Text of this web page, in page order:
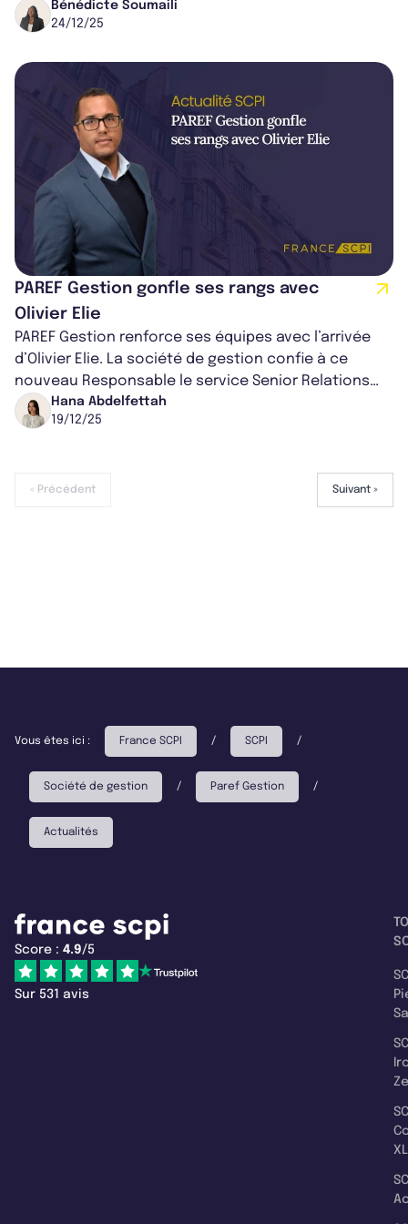
est loué à un acteur majeur de...
Bénédicte Soumaili
24/12/25
PAREF Gestion gonfle ses rangs avec
Olivier Elie
PAREF Gestion renforce ses équipes avec l’arrivée
d’Olivier Elie. La société de gestion confie à ce
nouveau Responsable le service Senior Relations
Partenaires & Investisseurs le d...
Hana Abdelfettah
19/12/25
« Précédent Suivant »
Vous êtes ici : France SCPI / SCPI /
Société de gestion / Paref Gestion /
Actualités
Score : 4.9/5
Sur 531 avis
XL